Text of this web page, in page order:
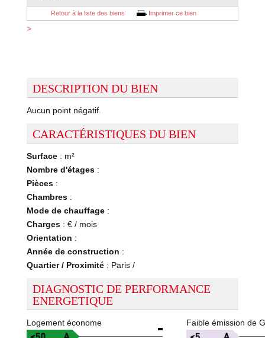
Retour à la liste des biens Imprimer ce bien
>
DESCRIPTION DU BIEN
Aucun point négatif.
CARACTÉRISTIQUES DU BIEN
Surface: m²
Nombre d'étages:
Pièces:
Chambres:
Mode de chauffage:
Charges: € / mois
Orientation :
Année de construction :
Quartier / Proximité: Paris /
DIAGNOSTIC DE PERFORMANCE
ENERGETIQUE
Logement économe Faible émission de